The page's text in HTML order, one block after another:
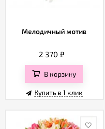
Мелодичный мотив
2 370 ₽
В корзину
Купить в 1 клик